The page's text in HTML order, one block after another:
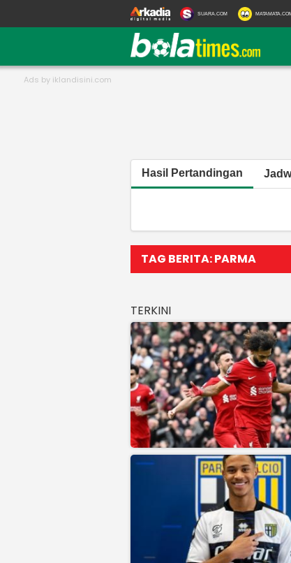
SUARA.COM
Hasil Pertandingan
TAG BERITA: PARMA
TERKINI